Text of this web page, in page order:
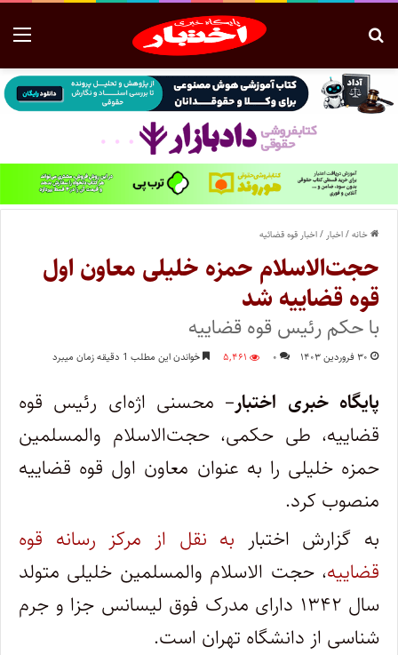
خانه/اخبار /اخبار قوه قضائیه
حجت‌الاسلام حمزه خلیلی معاون اول
قوه قضاییه شد
با حکم رئیس قوه قضاییه
۳۰ فروردین ۱۴۰۳ ۰ ۵,۴۶۱ خواندن این مطلب 1 دقیقه زمان میبرد
پایگاه خبری اختبار– محسنی اژه‌ای رئیس قوه
قضاییه، طی حکمی، حجت‌الاسلام والمسلمین
حمزه خلیلی را به عنوان معاون اول قوه قضاییه
منصوب کرد.
به گزارش اختبار به نقل از مرکز رسانه قوه
قضاییه، حجت الاسلام والمسلمین خلیلی متولد
سال ۱۳۴۲ دارای مدرک فوق لیسانس جزا و جرم
شناسی از دانشگاه تهران است.